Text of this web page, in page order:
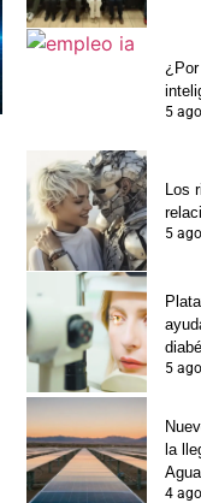
5
Los
5
5
la
4